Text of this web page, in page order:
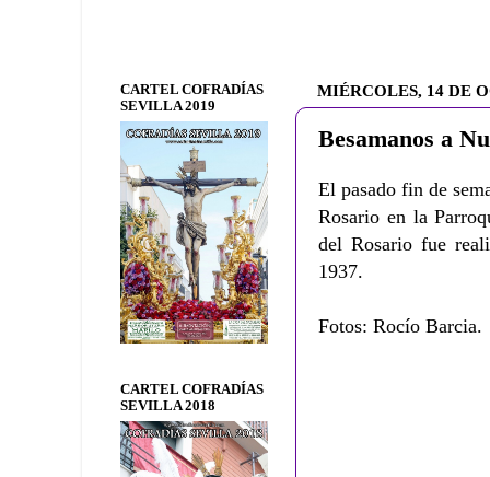
MIÉRCOLES, 14 DE
Besamanos a
El pasado fin de
Rosario en la
del Rosario fue
1937.
Fotos: Rocío Barcia.
CARTEL COFRADÍAS
SEVILLA 2019
CARTEL COFRADÍAS
SEVILLA 2018